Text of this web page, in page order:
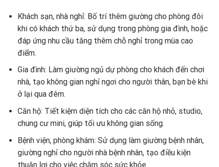
Khách sạn, nhà nghỉ: Bố trí thêm giường cho phòng đôi
khi có khách thứ ba, sử dụng trong phòng gia đình, hoặc
đáp ứng nhu cầu tăng thêm chỗ nghỉ trong mùa cao
điểm.
Gia đình: Làm giường ngủ dự phòng cho khách đến chơi
nhà, tạo không gian nghỉ ngơi cho người thân, bạn bè khi
ở lại qua đêm.
Căn hộ: Tiết kiệm diện tích cho các căn hộ nhỏ, studio,
chung cư mini, giúp tối ưu không gian sống.
Bệnh viện, phòng khám: Sử dụng làm giường bệnh nhân,
giường nghỉ cho người nhà bệnh nhân, tạo điều kiện
thuận lợi cho việc chăm sóc sức khỏe.